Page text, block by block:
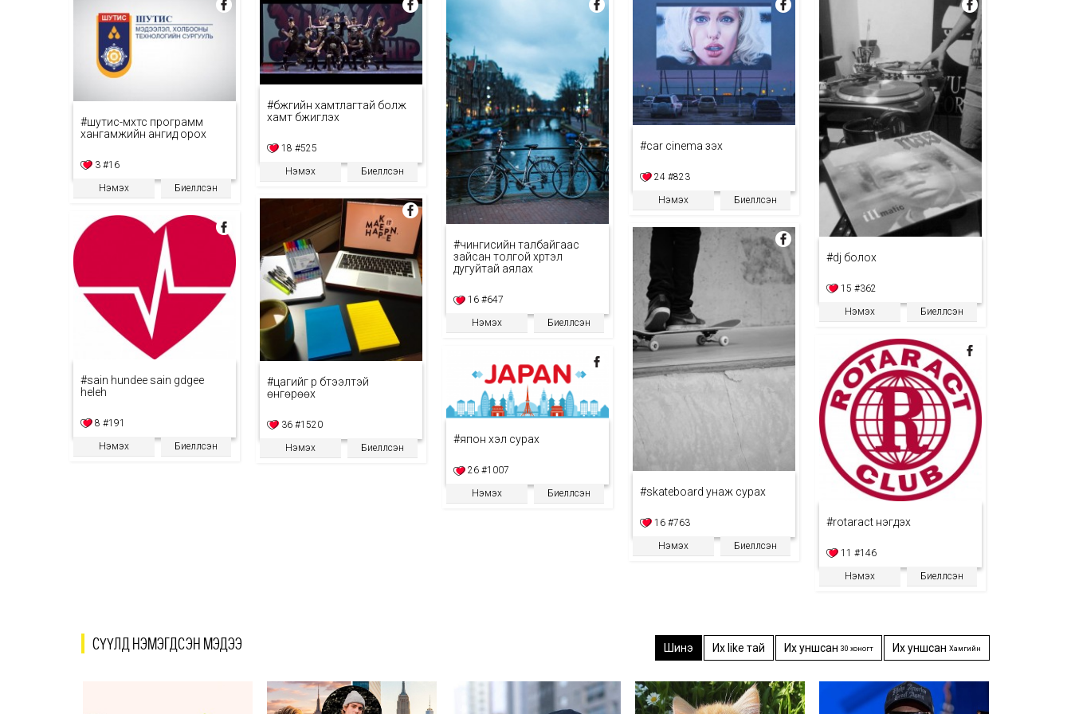
#шутис-мхтс программ
хангамжийн ангид орох
3 #16
Нэмэх Биелүүлсэн
#бүжгийн хамтлагтай болж
хамт бүжиглэх
18 #525
Нэмэх Биелүүлсэн
#чингисийн талбайгаас
зайсан толгой хүртэл
дугуйтай аялах
16 #647
Нэмэх Биелүүлсэн
#car cinema үзэх
24 #823
Нэмэх Биелүүлсэн
#dj болох
15 #362
Нэмэх Биелүүлсэн
#цагийг үр бүтээлтэй
өнгөрөөх
36 #1520
Нэмэх Биелүүлсэн
#sain hundee sain gdgee
heleh
8 #191
Нэмэх Биелүүлсэн
#skateboard унаж сурах
16 #763
Нэмэх Биелүүлсэн
#rotaract нэгдэх
11 #146
Нэмэх Биелүүлсэн
#япон хэл сурах
26 #1007
Нэмэх Биелүүлсэн
СҮҮЛД НЭМЭГДСЭН МЭДЭЭ Шинэ Их like тай Их уншсан 30 хоногт Их уншсан Хамгийн